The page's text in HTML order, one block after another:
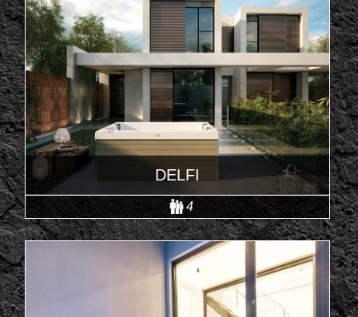
DELFI
4